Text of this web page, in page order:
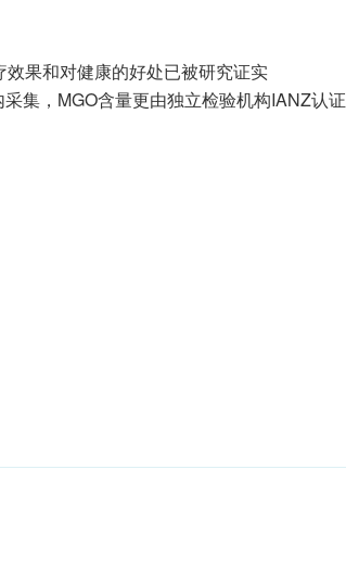
果和对健康的好处已被研究证实
集，MGO含量更由独立检验机构IANZ认证